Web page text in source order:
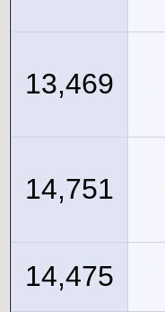
13,469
14,751
14,475